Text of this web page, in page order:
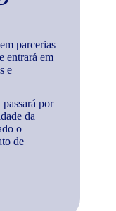
parcerias
entrará em
e
por
da
o
de